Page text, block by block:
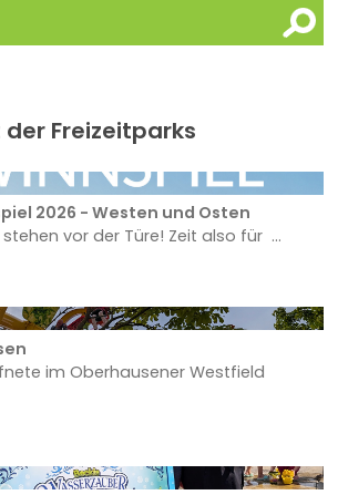
Freizeitparks
2026 - Westen und Osten
vor der Türe! Zeit also für ...
im Oberhausener Westfield